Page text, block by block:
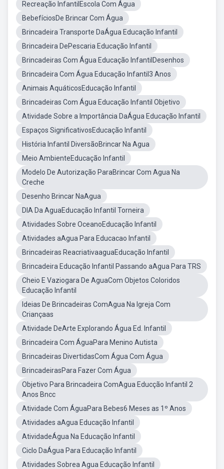
Recreação InfantilEscola Com Água
BebefíciosDe Brincar Com Água
Brincadeira Transporte DaÁgua Educação Infantil
Brincadeira DePescaria Educação Infantil
Brincadeiras Com Água Educação InfantilDesenhos
Brincadeira Com Água Educação Infantil3 Anos
Animais AquáticosEducação Infantil
Brincadeiras Com Água Educação Infantil Objetivo
Atividade Sobre a Importância DaÁgua Educação Infantil
Espaços SignificativosEducação Infantil
História Infantil DiversãoBrincar Na Agua
Meio AmbienteEducação Infantil
Modelo De Autorização ParaBrincar Com Agua Na
Creche
Desenho Brincar NaAgua
DIA Da AguaEducação Infantil Torneira
Atividades Sobre OceanoEducação Infantil
Atividades aAgua Para Educacao Infantil
Brincadeiras ReacriativaaguaEducação Infantil
Brincadeira Educação Infantil Passando aAgua Para TRS
Cheio E Vaziogara De AguaCom Objetos Coloridos
Educação Infantil
Ideias De Brincadeiras ComAgua Na Igreja Com
Criançaas
Atividade DeArte Explorando Água Ed. Infantil
Brincadeira Com ÁguaPara Menino Autista
Brincadeiras DivertidasCom Água Com Água
BrincadeirasPara Fazer Com Água
Objetivo Para Brincadeira ComAgua Educção Infantil 2
Anos Bncc
Atividade Com ÁguaPara Bebes6 Meses as 1º Anos
Atividades aAgua Educação Infantil
AtividadeÁgua Na Educação Infantil
Ciclo DaÁgua Para Educação Infantil
Atividades Sobrea Agua Educação Infantil